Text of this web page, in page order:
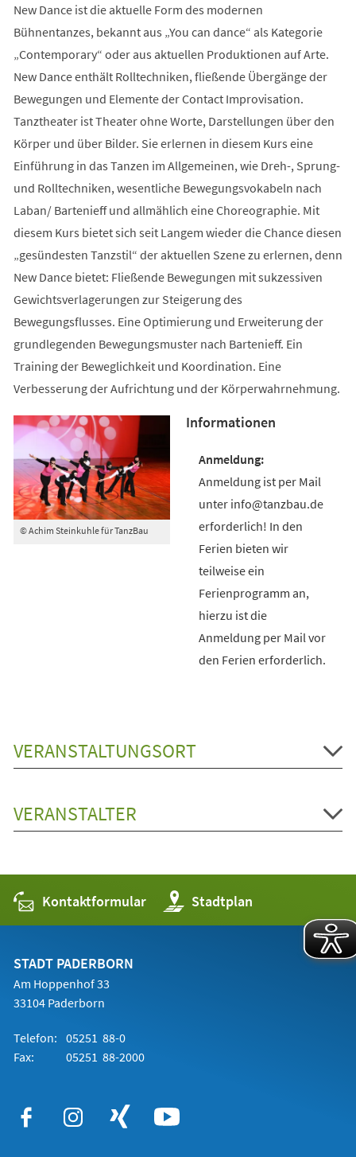
New Dance ist die aktuelle Form des modernen
Bühnentanzes, bekannt aus „You can dance“ als Kategorie
„Contemporary“ oder aus aktuellen Produktionen auf Arte.
New Dance enthält Rolltechniken, fließende Übergänge der
Bewegungen und Elemente der Contact Improvisation.
Tanztheater ist Theater ohne Worte, Darstellungen über den
Körper und über Bilder. Sie erlernen in diesem Kurs eine
Einführung in das Tanzen im Allgemeinen, wie Dreh-, Sprung-
und Rolltechniken, wesentliche Bewegungsvokabeln nach
Laban/ Bartenieff und allmählich eine Choreographie. Mit
diesem Kurs bietet sich seit Langem wieder die Chance diesen
„gesündesten Tanzstil“ der aktuellen Szene zu erlernen, denn
New Dance bietet: Fließende Bewegungen mit sukzessiven
Gewichtsverlagerungen zur Steigerung des
Bewegungsflusses. Eine Optimierung und Erweiterung der
grundlegenden Bewegungsmuster nach Bartenieff. Ein
Training der Beweglichkeit und Koordination. Eine
Verbesserung der Aufrichtung und der Körperwahrnehmung.
© Achim Steinkuhle für TanzBau
Informationen
Anmeldung ist per Mail
unter info@tanzbau.de
erforderlich! In den
Ferien bieten wir
teilweise ein
Ferienprogramm an,
hierzu ist die
Anmeldung per Mail vor
den Ferien erforderlich.
VERANSTALTUNGSORT
VERANSTALTER
Kontaktformular Stadtplan
(Öffnet
in
einem
STADT PADERBORN
Am Hoppenhof 33
33104 Paderborn
Telefon: 05251 88-0
Fax:
05251 88-2000